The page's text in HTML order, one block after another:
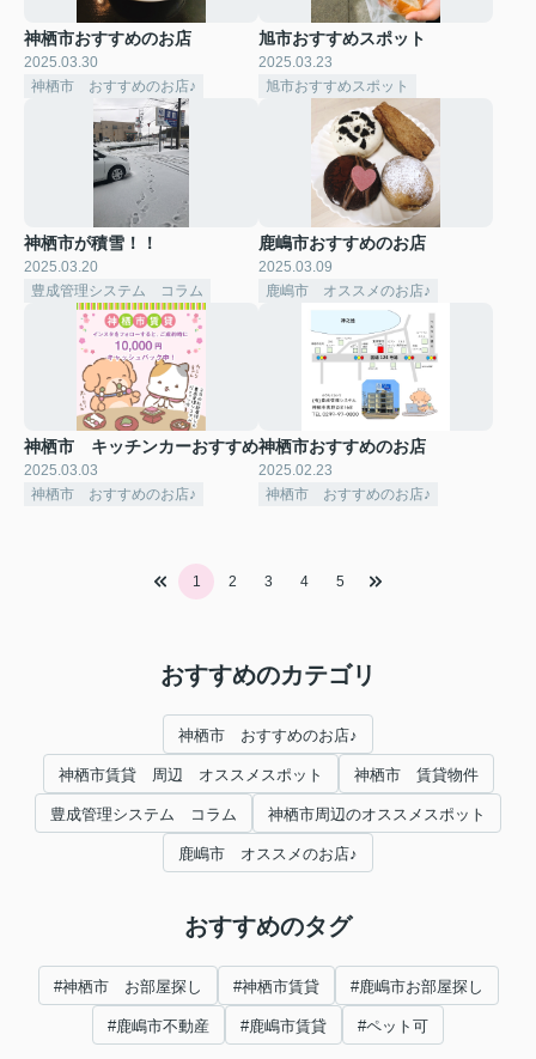
神栖市おすすめのお店
2025.03.30
神栖市 おすすめのお店♪
旭市おすすめスポット
2025.03.23
旭市おすすめスポット
神栖市が積雪！！
2025.03.20
豊成管理システム コラム
鹿嶋市おすすめのお店
2025.03.09
鹿嶋市 オススメのお店♪
神栖市 キッチンカーおすすめ
2025.03.03
神栖市 おすすめのお店♪
神栖市おすすめのお店
2025.02.23
神栖市 おすすめのお店♪
1 2 3 4 5
おすすめのカテゴリ
神栖市 おすすめのお店♪
神栖市賃貸 周辺 オススメスポット 神栖市 賃貸物件
豊成管理システム コラム 神栖市周辺のオススメスポット
鹿嶋市 オススメのお店♪
おすすめのタグ
#神栖市 お部屋探し #神栖市賃貸 #鹿嶋市お部屋探し
#鹿嶋市不動産 #鹿嶋市賃貸 #ペット可